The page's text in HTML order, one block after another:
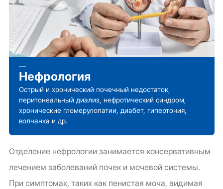
Нефрология
Острый и хронический почечный недостаток,
перитонеальный диализ, нефротический синдром,
хронические гломерулопатии, диабет, гипертония,
волчанка и др.
Отделение нефрологии занимается консервативным
лечением заболеваний почек и мочевой системы.
При симптомах, таких как пенистая моча, видимая